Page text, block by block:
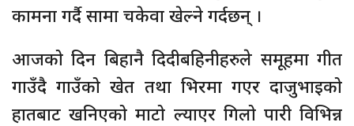
कामना गर्दै सामा चकेवा खेल्ने गर्दछन् ।
आजको दिन बिहानै दिदीबहिनीहरुले समूहमा गीत
गाउँदै गाउँको खेत तथा भिरमा गएर दाजुभाइको
हातबाट खनिएको माटो ल्याएर गिलो पारी विभिन्न